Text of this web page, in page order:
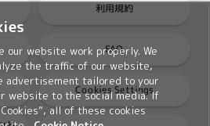
利用規約
FAQ
Cookies Settings
our website work properly. We
the traffic of our website,
advertisement tailored to your
website to the social media. If
all of these cookies